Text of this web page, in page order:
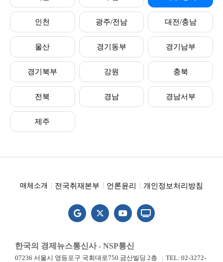
인천 광주/전남 대전/충남
울산 경기동부 경기남부
경기북부 강원 충북
전북 경남 경남서부
제주
매체소개 전국취재본부 언론윤리 개인정보처리방침
한국의 경제뉴스통신사 - NSP통신
07236 서울시 영등포구 국회대로750 금산빌딩 2층
TEL: 02-3272-